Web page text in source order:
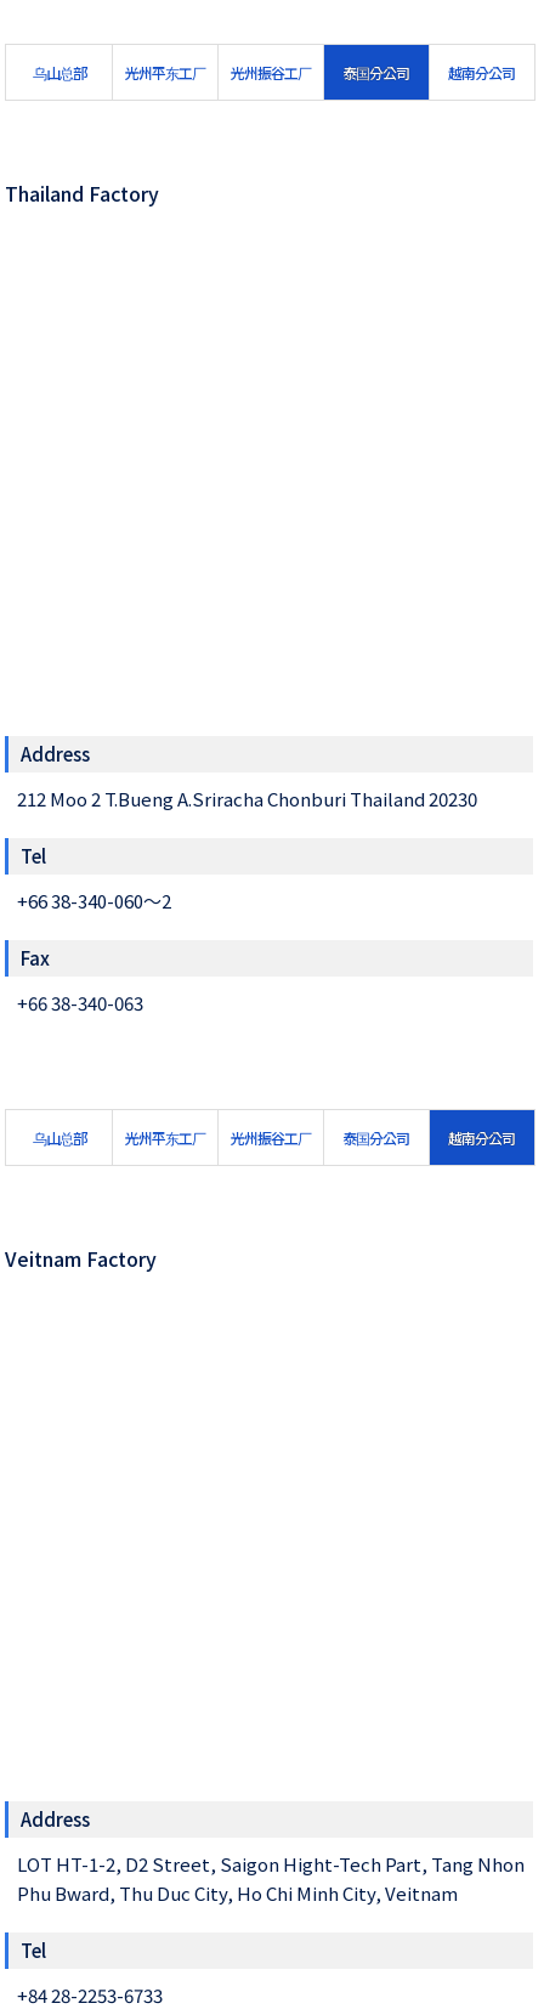
乌山总部 光州平东工厂 光州振谷工厂 泰国分公司 越南分公司
Thailand Factory
Address
212 Moo 2 T.Bueng A.Sriracha Chonburi Thailand 20230
Tel
+66 38-340-060～2
Fax
+66 38-340-063
乌山总部 光州平东工厂 光州振谷工厂 泰国分公司 越南分公司
Veitnam Factory
Address
LOT HT-1-2, D2 Street, Saigon Hight-Tech Part, Tang Nhon
Phu Bward, Thu Duc City, Ho Chi Minh City, Veitnam
Tel
+84 28-2253-6733